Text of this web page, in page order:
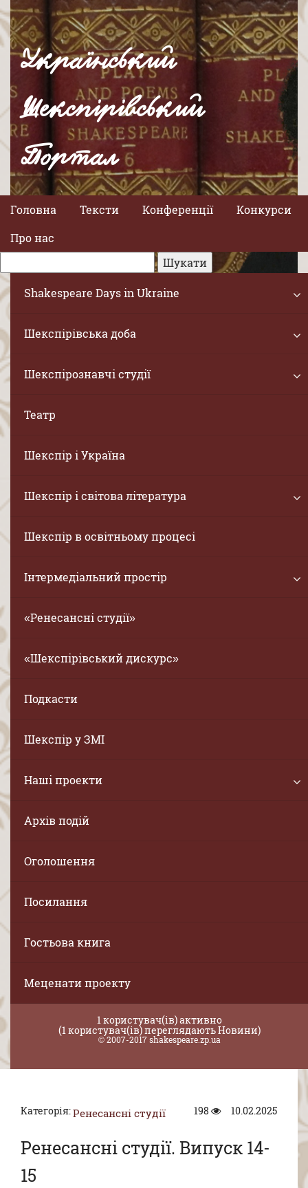
Український
Шекспірівський
Портал
Головна Тексти Конференції
Конкурси
Про нас
Shakespeare Days in Ukraine
Шекспірівська доба
Шекспірознавчі студії
Театр
Шекспір і Україна
Шекспір і світова література
Шекспір в освітньому процесі
Інтермедіальний простір
«Ренесансні студії»
«Шекспірівський дискурс»
Подкасти
Шекспір у ЗМІ
Наші проекти
Архів подій
Оголошення
Посилання
Гостьова книга
Меценати проекту
1 користувач(ів) активно
(1 користувач(ів) переглядають Новини)
© 2007-2017 shakespeare.zp.ua
Категорія:Ренесансні студії 10.02.2025
198
Ренесансні студії. Випуск 14-
15